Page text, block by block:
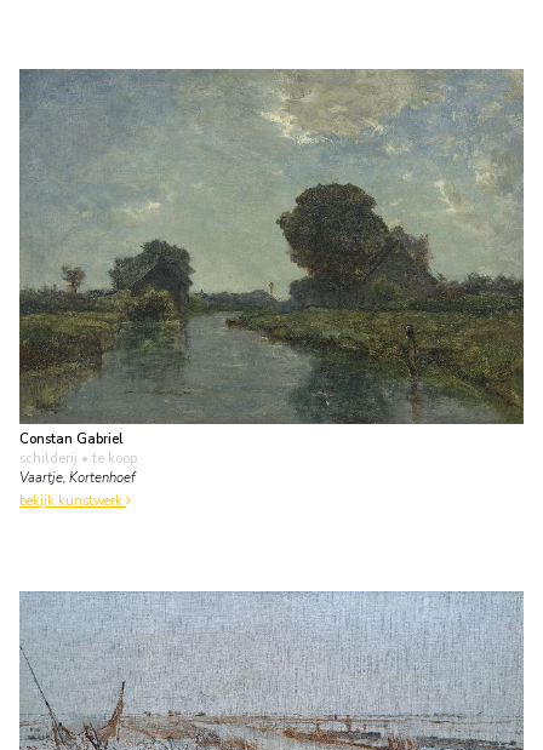
Constan Gabriel
schilderij • te koop
Vaartje, Kortenhoef
bekijk kunstwerk